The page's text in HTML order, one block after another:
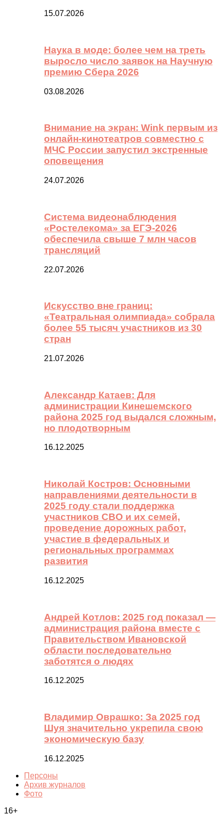
15.07.2026
Наука в моде: более чем на треть
выросло число заявок на Научную
премию Сбера 2026
03.08.2026
Внимание на экран: Wink первым из
онлайн-кинотеатров совместно с
МЧС России запустил экстренные
оповещения
24.07.2026
Система видеонаблюдения
«Ростелекома» за ЕГЭ-2026
обеспечила свыше 7 млн часов
трансляций
22.07.2026
Искусство вне границ:
«Театральная олимпиада» собрала
более 55 тысяч участников из 30
стран
21.07.2026
Александр Катаев: Для
администрации Кинешемского
района 2025 год выдался сложным,
но плодотворным
16.12.2025
Николай Костров: Основными
направлениями деятельности в
2025 году стали поддержка
участников СВО и их семей,
проведение дорожных работ,
участие в федеральных и
региональных программах
развития
16.12.2025
Андрей Котлов: 2025 год показал —
администрация района вместе с
Правительством Ивановской
области последовательно
заботятся о людях
16.12.2025
Владимир Оврашко: За 2025 год
Шуя значительно укрепила свою
экономическую базу
16.12.2025
Персоны
Архив журналов
Фото
16+